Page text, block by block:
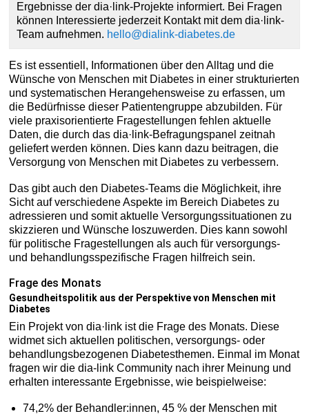
Ergebnisse der dia·link-Projekte informiert. Bei Fragen
können Interessierte jederzeit Kontakt mit dem dia·link-
Team aufnehmen. hello@dialink-diabetes.de
Es ist essentiell, Informationen über den Alltag und die
Wünsche von Menschen mit Diabetes in einer strukturierten
und systematischen Herangehensweise zu erfassen, um
die Bedürfnisse dieser Patientengruppe abzubilden. Für
viele praxisorientierte Fragestellungen fehlen aktuelle
Daten, die durch das dia·link-Befragungspanel zeitnah
geliefert werden können. Dies kann dazu beitragen, die
Versorgung von Menschen mit Diabetes zu verbessern.
Das gibt auch den Diabetes-Teams die Möglichkeit, ihre
Sicht auf verschiedene Aspekte im Bereich Diabetes zu
adressieren und somit aktuelle Versorgungssituationen zu
skizzieren und Wünsche loszuwerden. Dies kann sowohl
für politische Fragestellungen als auch für versorgungs-
und behandlungsspezifische Fragen hilfreich sein.
Frage des Monats
Gesundheitspolitik aus der Perspektive von Menschen mit
Diabetes
Ein Projekt von dia·link ist die Frage des Monats. Diese
widmet sich aktuellen politischen, versorgungs- oder
behandlungsbezogenen Diabetesthemen. Einmal im Monat
fragen wir die dia-link Community nach ihrer Meinung und
erhalten interessante Ergebnisse, wie beispielweise:
74,2% der Behandler:innen, 45 % der Menschen mit